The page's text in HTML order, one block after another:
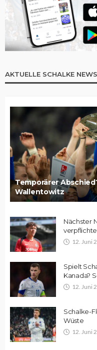
AKTUELLE SCHALKE NEWS
Temporärer
Wallentowitz
Nächster
12. Juni
Spielt
Kanada?
12. Juni
Schalke-
Wüste
12. Juni